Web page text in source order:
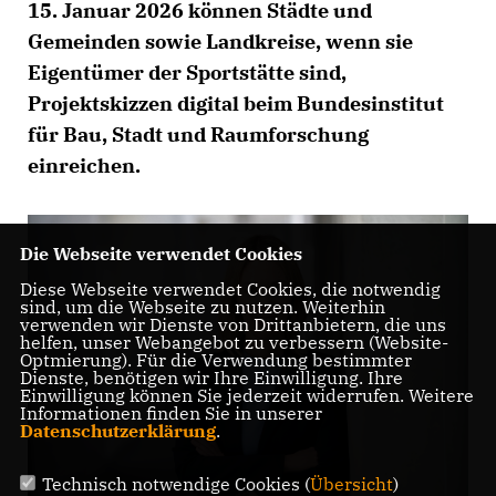
15. Januar 2026 können Städte und
Gemeinden sowie Landkreise, wenn sie
Eigentümer der Sportstätte sind,
Projektskizzen digital beim Bundesinstitut
für Bau, Stadt und Raumforschung
einreichen.
Die Webseite verwendet Cookies
Diese Webseite verwendet Cookies, die notwendig
sind, um die Webseite zu nutzen. Weiterhin
verwenden wir Dienste von Drittanbietern, die uns
helfen, unser Webangebot zu verbessern (Website-
Optmierung). Für die Verwendung bestimmter
Dienste, benötigen wir Ihre Einwilligung. Ihre
Einwilligung können Sie jederzeit widerrufen. Weitere
Informationen finden Sie in unserer
Datenschutzerklärung.
Technisch notwendige Cookies (Übersicht)